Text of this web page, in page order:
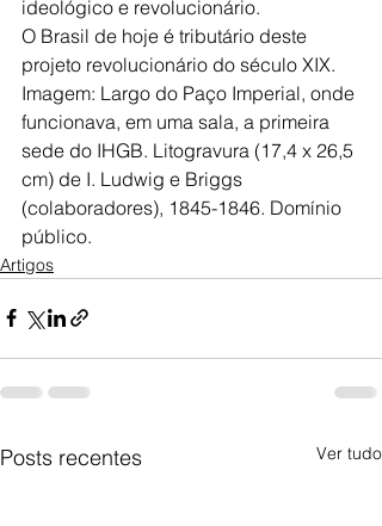
ideológico e revolucionário.
O Brasil de hoje é tributário deste
projeto revolucionário do século XIX.
Imagem: Largo do Paço Imperial, onde
funcionava, em uma sala, a primeira
sede do IHGB. Litogravura (17,4 x 26,5
cm) de I. Ludwig e Briggs
(colaboradores), 1845-1846. Domínio
público.
Artigos
Posts recentes Ver tudo